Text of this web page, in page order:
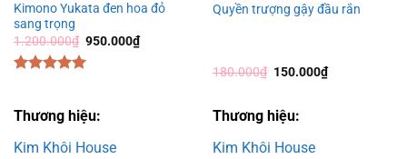
Kimono Yukata đen hoa đỏ
sang trọng
1.200.000₫ Giá
là:
950.000₫Giá
hiện
5 sao
Thương hiệu:
Kim Khôi House
Quyền trượng gậy đầu rắn
180.000₫ Giá
180.000₫.
150.000₫Giá
hiện
Thương hiệu:
Kim Khôi House